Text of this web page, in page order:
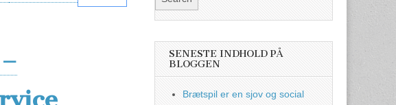
SENESTE INDHOLD PÅ
BLOGGEN
Brætspil er en sjov og social